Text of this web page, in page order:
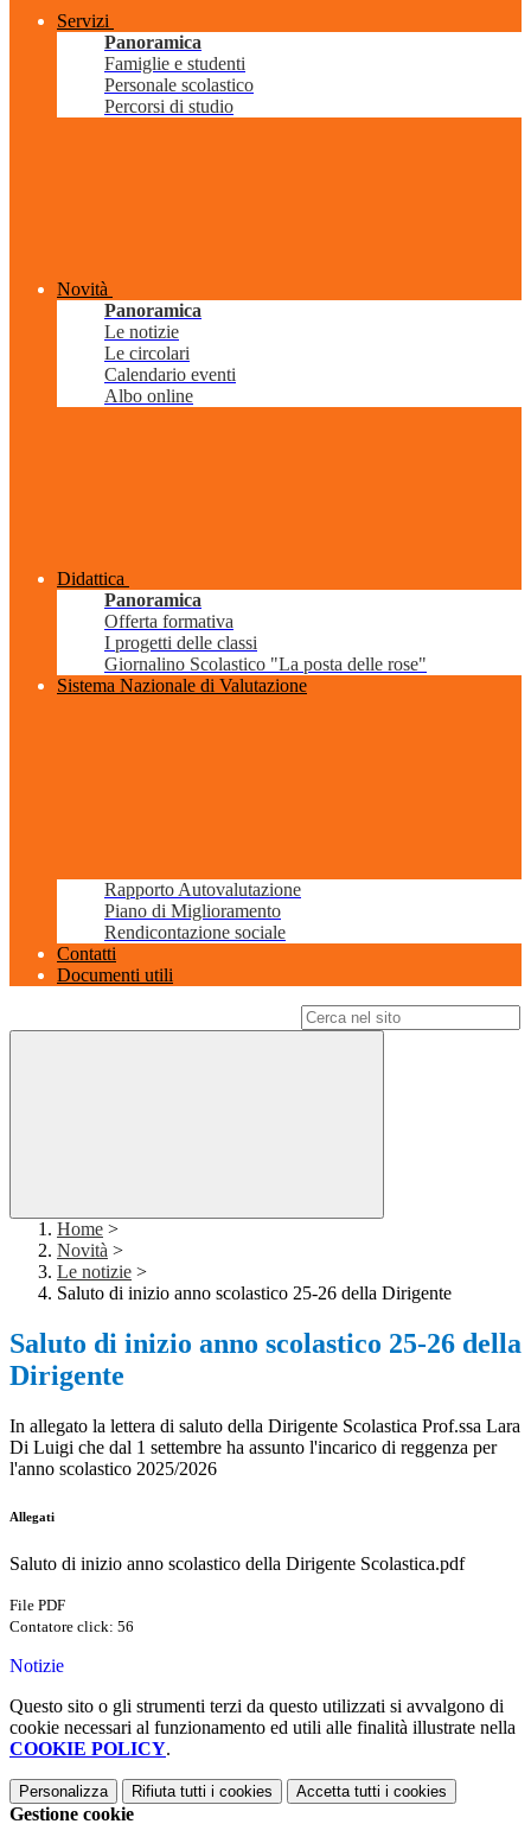
Servizi
Panoramica
Famiglie e studenti
Personale scolastico
Percorsi di studio
Novità
Panoramica
Le notizie
Le circolari
Calendario eventi
Albo online
Didattica
Panoramica
Offerta formativa
I progetti delle classi
Giornalino Scolastico "La posta delle rose"
Sistema Nazionale di Valutazione
Rapporto Autovalutazione
Piano di Miglioramento
Rendicontazione sociale
Contatti
Documenti utili
Home >
Novità >
Le notizie >
Saluto di inizio anno scolastico 25-26 della Dirigente
Saluto di inizio anno scolastico 25-26 della
Dirigente
In allegato la lettera di saluto della Dirigente Scolastica Prof.ssa Lara
Di Luigi che dal 1 settembre ha assunto l'incarico di reggenza per
l'anno scolastico 2025/2026
Allegati
Saluto di inizio anno scolastico della Dirigente Scolastica.pdf
File PDF
Contatore click: 56
Notizie
Questo sito o gli strumenti terzi da questo utilizzati si avvalgono di
cookie necessari al funzionamento ed utili alle finalità illustrate nella
COOKIE POLICY.
Personalizza Rifiuta tutti i cookies Accetta tutti i cookies
Gestione cookie